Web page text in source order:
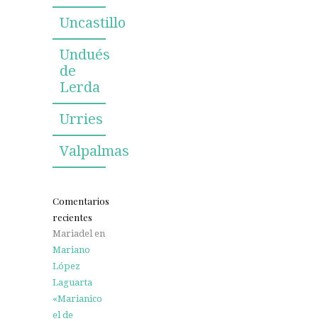
Uncastillo
Undués
de
Lerda
Urries
Valpalmas
Comentarios
recientes
Mariadel en
Mariano
López
Laguarta
«Marianico
el de